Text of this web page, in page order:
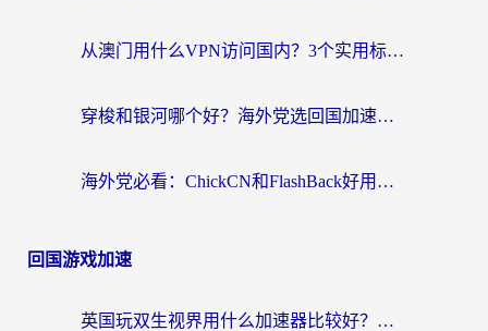
从澳门用什么VPN访问国内？3个实用标准帮你避开坑，无缝刷剧听歌
穿梭和银河哪个好？海外党选回国加速器的避坑指南，附番茄加速器实测体验
海外党必看：ChickCN和FlashBack好用吗？3招教你选对回国加速器（附云极、HomeCN、斧牛vs艾果对比）
回国游戏加速
英国玩双生视界用什么加速器比较好？海外党亲测有效的国服游戏加速方案